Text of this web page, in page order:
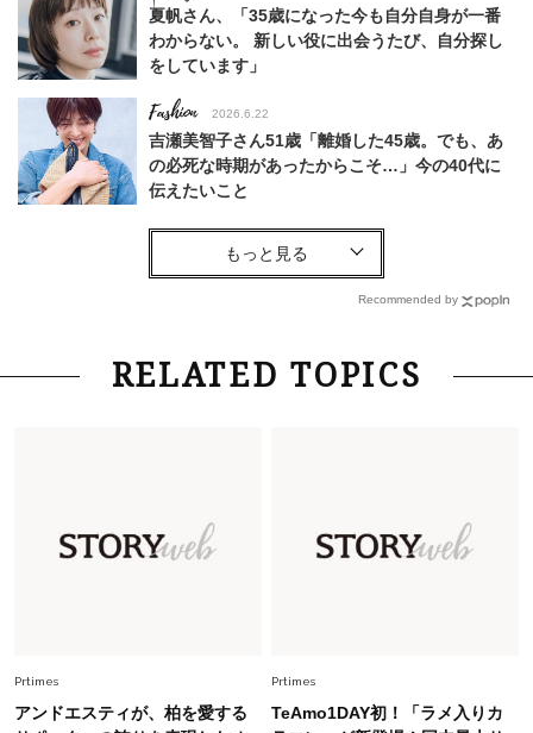
夏帆さん、「35歳になった今も自分自身が一番
わからない。 新しい役に出会うたび、自分探し
をしています」
Fashion 2026.6.22
吉瀬美智子さん51歳「離婚した45歳。でも、あ
の必死な時期があったからこそ…」今の40代に
伝えたいこと
Fashion
【40代コンサバ派】白Tシャツは「パール×ゴー
Lifestyle 2026.7.29
「お若いですね」は褒め言葉？“若い＝美しい”と
慣！「金運アップ→トイレ、じゃあ底上げ運
は？」
Recommended by
RELATED TOPICS
Prtimes
アンドエスティが、柏を愛する
Prtimes
TeAmo1DAY初！「ラメ入りカ